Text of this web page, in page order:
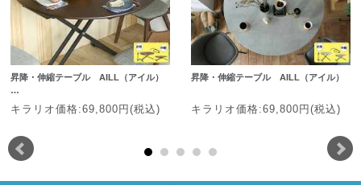
昇降・伸縮テーブル AILL（アイル）
…
キラリオ価格:69,800円(税込)
昇降・伸縮テーブル AILL（アイル）
キラリオ価格:69,800円(税込)